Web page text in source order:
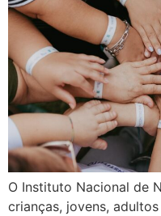
O Instituto Nacional de
crianças, jovens,